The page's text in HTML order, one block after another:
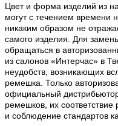
Цвет и форма изделий из
могут с течением времени
никаким образом не
самого изделия. Для
обращаться в
из салонов «Интерчас» в
неудобств, возникающих
ремешка. Только
официальный
ремешков, их
и соблюдение стандартов